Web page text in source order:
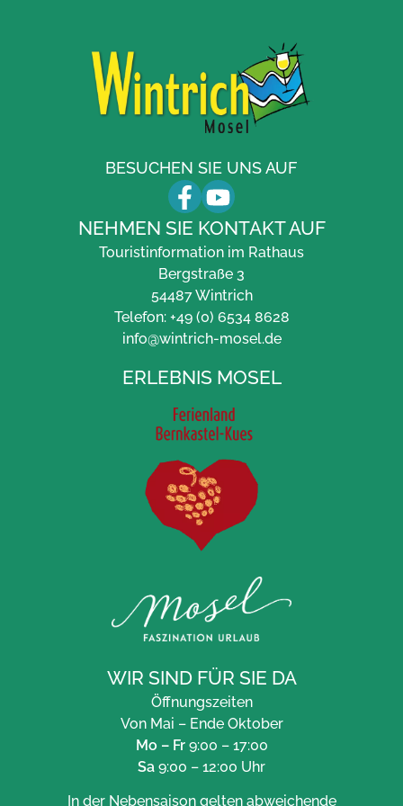
BESUCHEN SIE UNS AUF
NEHMEN SIE KONTAKT AUF
Touristinformation im Rathaus
Bergstraße 3
54487 Wintrich
Telefon: +49 (0) 6534 8628
info@wintrich-mosel.de
WIR SIND FÜR SIE DA
Öffnungszeiten
Von Mai – Ende Oktober
Mo – Fr9:00 – 17:00
Sa 9:00 – 12:00 Uhr
In der Nebensaison gelten abweichende
ERLEBNIS MOSEL